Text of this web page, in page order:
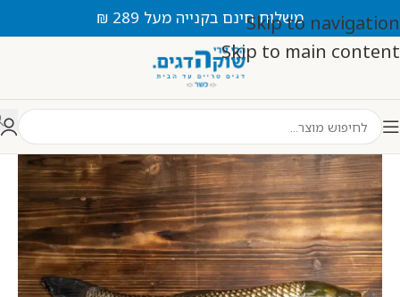
Skip to navigation
Skip to main content
משלוח חינם בקנייה מעל 289 ₪